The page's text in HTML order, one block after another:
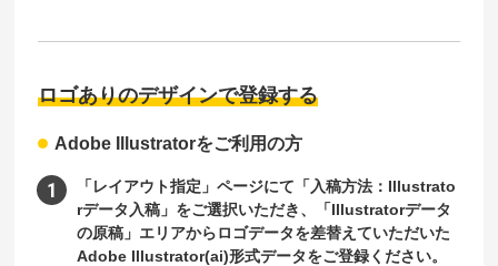
ロゴありのデザインで登録する
Adobe Illustratorをご利用の方
「レイアウト指定」ページにて「入稿方法：Illustrato
rデータ入稿」をご選択いただき、「Illustratorデータ
の原稿」エリアからロゴデータを差替えていただいた
Adobe Illustrator(ai)形式データをご登録ください。